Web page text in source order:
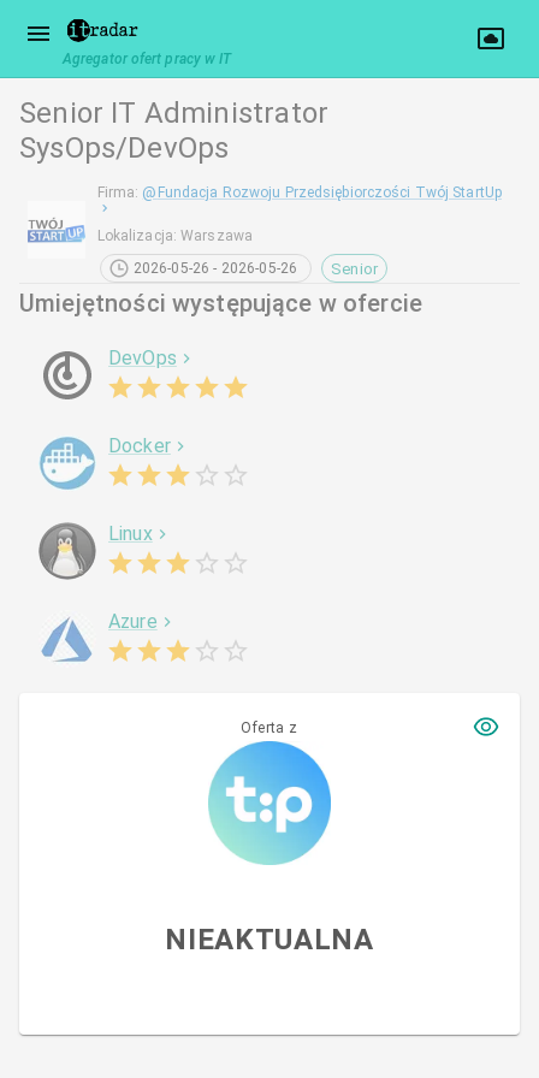
Agregator ofert pracy w IT
Senior IT Administrator
SysOps/DevOps
Firma: @ Fundacja Rozwoju Przedsiębiorczości Twój StartUp
Lokalizacja:Warszawa
2026-05-26 - 2026-05-26
Senior
Umiejętności występujące w ofercie
DevOps
Docker
Linux
Azure
Oferta z
NIEAKTUALNA